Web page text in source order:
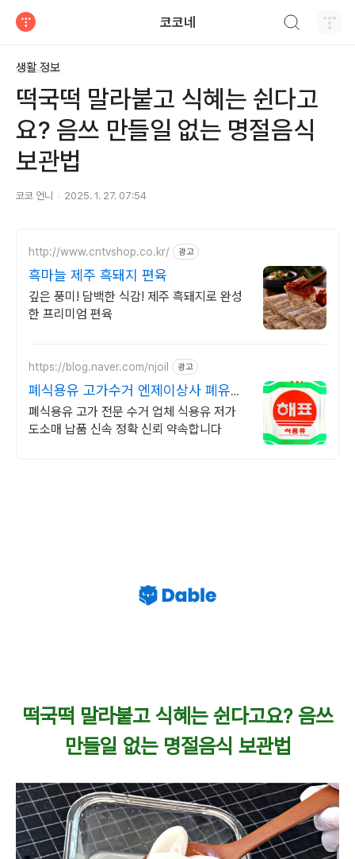
코코네
생활 정보
떡국떡 말라붙고 식혜는 쉰다고
요? 음쓰 만들일 없는 명절음식
보관법
코코 언니 2025. 1. 27. 07:54
http://www.cntvshop.co.kr/ 광고
흑마늘 제주 흑돼지 편육
깊은 풍미! 담백한 식감! 제주 흑돼지로 완성
한 프리미엄 편육
https://blog.naver.com/njoil 광고
폐식용유 고가수거 엔제이상사 폐유초
고가매입/원가식용유판매
폐식용유 고가 전문 수거 업체 식용유 저가
도소매 납품 신속 정확 신뢰 약속합니다
떡국떡 말라붙고 식혜는 쉰다고요? 음쓰
만들일 없는 명절음식 보관법